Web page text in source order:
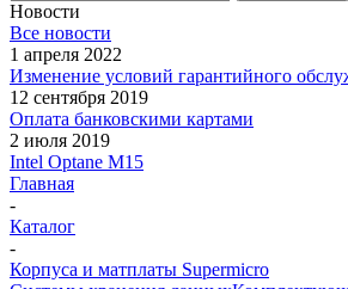
Новости
Все новости
1 апреля 2022
Изменение условий гарантийного
12 сентября 2019
Оплата банковскими картами
2 июля 2019
Intel Optane M15
Главная
-
Каталог
-
Корпуса и матплаты Supermicro